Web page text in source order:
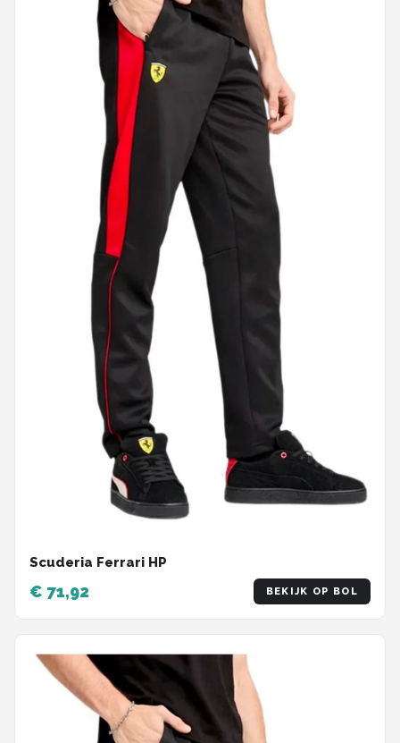
Scuderia Ferrari HP
€ 71,92 BEKIJK OP BOL